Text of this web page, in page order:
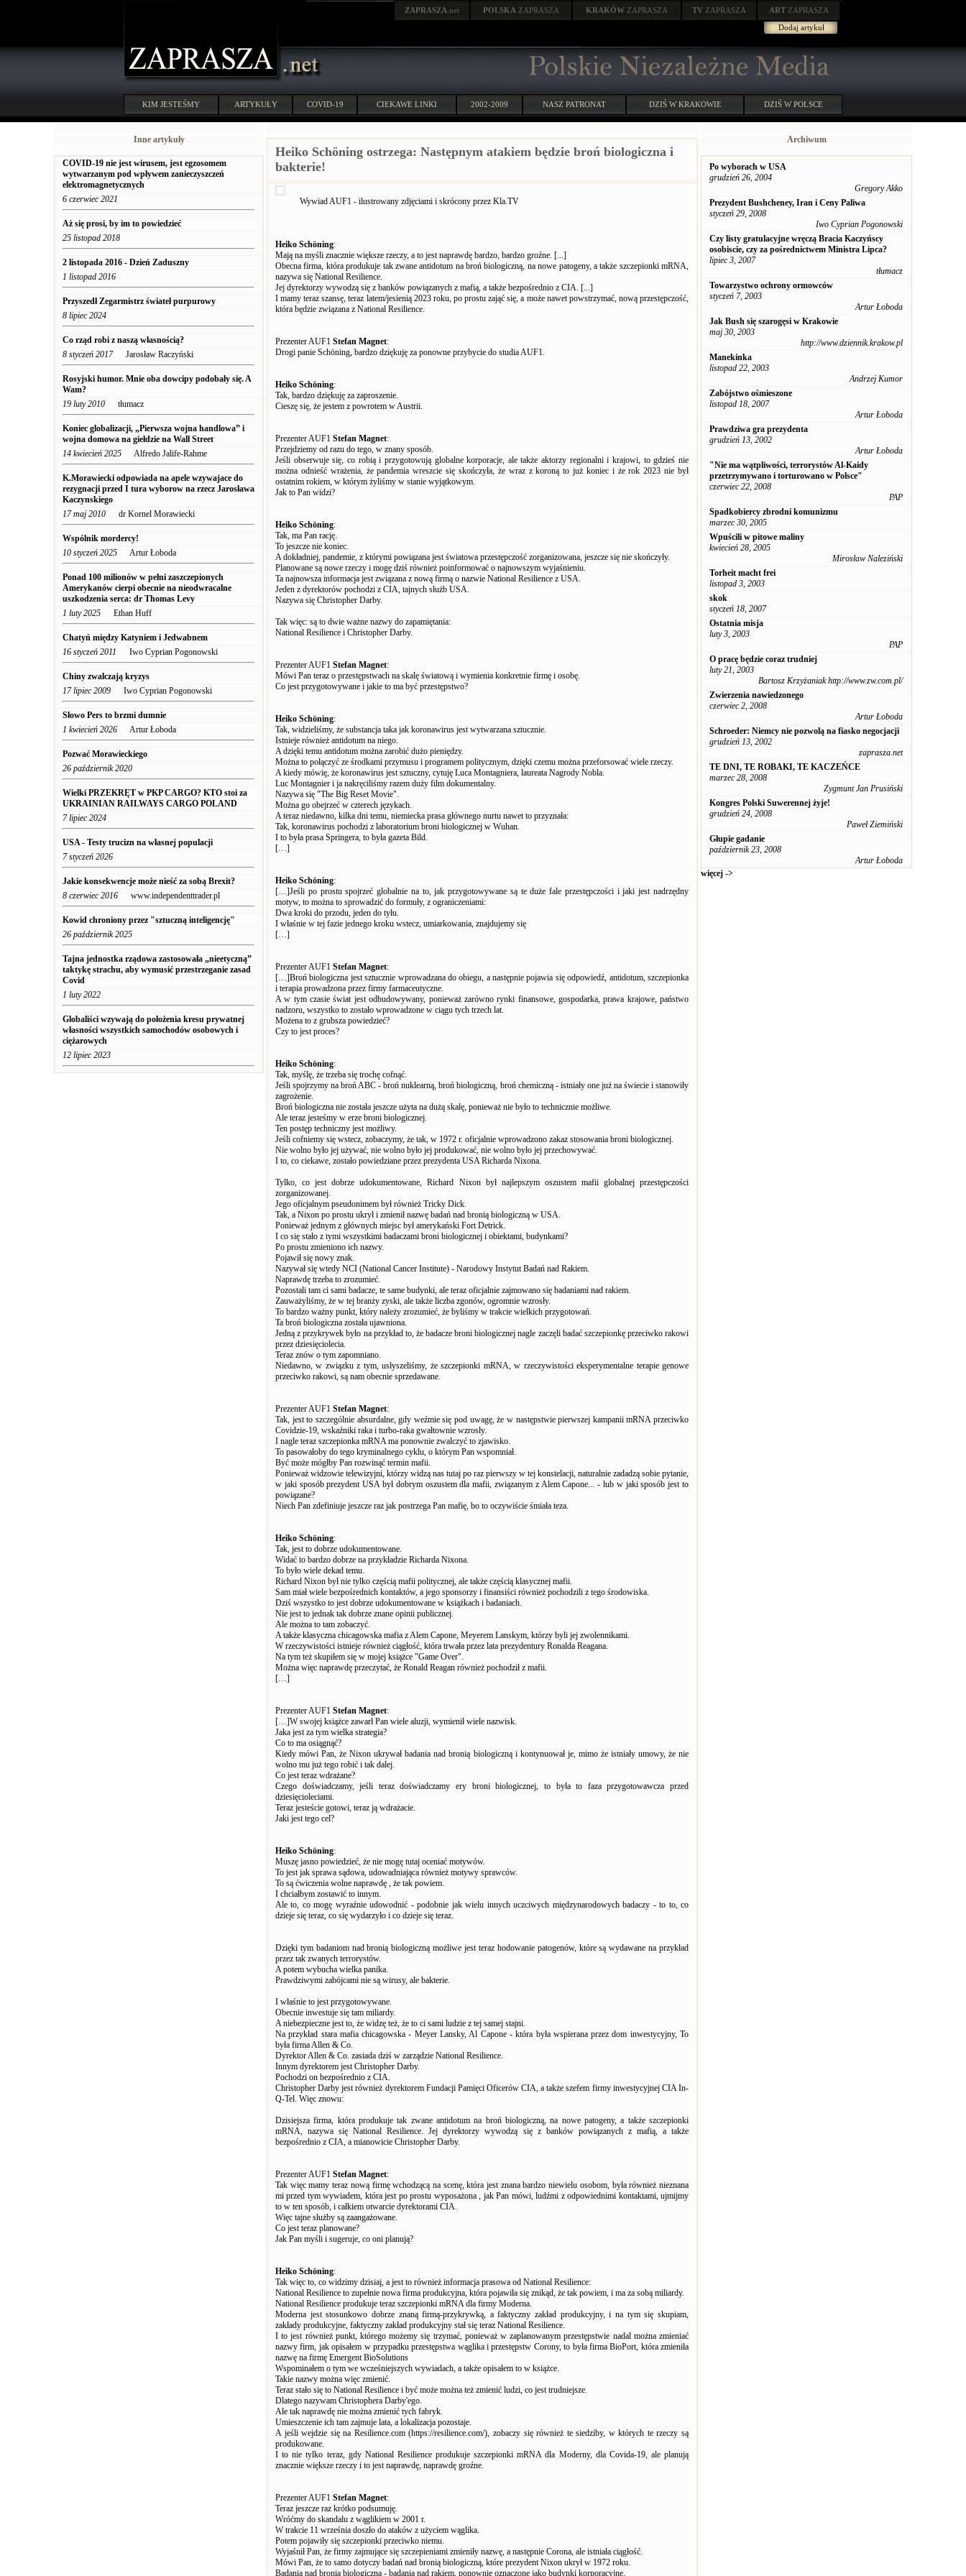
ZAPRASZA .net POLSKA ZAPRASZA KRAKÓW ZAPRASZA TV ZAPRASZA ART ZAPRASZA
Dodaj artykuł
KIM JESTEŚMY ARTYKUŁY COVID-19 CIEKAWE LINKI 2002-2009 NASZ PATRONAT DZIŚ W KRAKOWIE DZIŚ W POLSCE
Inne artykuły
COVID-19 nie jest wirusem, jest egzosomem
wytwarzanym pod wpływem zanieczyszczeń
elektromagnetycznych
6 czerwiec 2021
Aż się prosi, by im to powiedzieć
25 listopad 2018
2 listopada 2016 - Dzień Zaduszny
1 listopad 2016
Przyszedł Zegarmistrz świateł purpurowy
8 lipiec 2024
Co rząd robi z naszą własnością?
8 styczeń 2017Jarosław Raczyński
Rosyjski humor. Mnie oba dowcipy podobały się. A
Wam?
19 luty 2010 tłumacz
Koniec globalizacji, „Pierwsza wojna handlowa” i
wojna domowa na giełdzie na Wall Street
14 kwiecień 2025 Alfredo Jalife-Rahme
K.Morawiecki odpowiada na apele wzywajace do
rezygnacji przed I tura wyborow na rzecz Jarosława
Kaczynskiego
17 maj 2010 dr Kornel Morawiecki
Wspólnik mordercy!
10 styczeń 2025 Artur Łoboda
Ponad 100 milionów w pełni zaszczepionych
Amerykanów cierpi obecnie na nieodwracalne
uszkodzenia serca: dr Thomas Levy
1 luty 2025 Ethan Huff
Chatyń między Katyniem i Jedwabnem
16 styczeń 2011 Iwo Cyprian Pogonowski
Chiny zwalczają kryzys
17 lipiec 2009 Iwo Cyprian Pogonowski
Słowo Pers to brzmi dumnie
1 kwiecień 2026 Artur Łoboda
Pozwać Morawieckiego
26 październik 2020
Wielki PRZEKRĘT w PKP CARGO? KTO stoi za
UKRAINIAN RAILWAYS CARGO POLAND
7 lipiec 2024
USA - Testy trucizn na własnej populacji
7 styczeń 2026
Jakie konsekwencje może nieść za sobą Brexit?
8 czerwiec 2016 www.independenttrader.pl
Kowid chroniony przez "sztuczną inteligencję"
26 październik 2025
Tajna jednostka rządowa zastosowała „nieetyczną”
taktykę strachu, aby wymusić przestrzeganie zasad
Covid
1 luty 2022
Globaliści wzywają do położenia kresu prywatnej
własności wszystkich samochodów osobowych i
ciężarowych
12 lipiec 2023
Heiko Schöning ostrzega: Następnym atakiem będzie broń biologiczna i
bakterie!
Wywiad AUF1 - ilustrowany zdjęciami i skrócony przez Kla.TV
Heiko Schöning:
Mają na myśli znacznie większe rzeczy, a to jest naprawdę bardzo, bardzo groźne. [...]
Obecna firma, która produkuje tak zwane antidotum na broń biologiczną, na nowe patogeny, a także szczepionki mRNA,
nazywa się National Resilience.
Jej dyrektorzy wywodzą się z banków powiązanych z mafią, a także bezpośrednio z CIA. [...]
I mamy teraz szansę, teraz latem/jesienią 2023 roku, po prostu zająć się, a może nawet powstrzymać, nową przestępczość,
która będzie związana z National Resilience.
Prezenter AUF1 Stefan Magnet:
Drogi panie Schöning, bardzo dziękuję za ponowne przybycie do studia AUF1.
Heiko Schöning:
Tak, bardzo dziękuję za zaproszenie.
Cieszę się, że jestem z powrotem w Austrii.
Prezenter AUF1 Stefan Magnet:
Przejdziemy od razu do tego, w znany sposób.
Jeśli obserwuje się, co robią i przygotowują globalne korporacje, ale także aktorzy regionalni i krajowi, to gdzieś nie
można odnieść wrażenia, że pandemia wreszcie się skończyła, że wraz z koroną to już koniec i że rok 2023 nie był
ostatnim rokiem, w którym żyliśmy w stanie wyjątkowym.
Jak to Pan widzi?
Heiko Schöning:
Tak, ma Pan rację.
To jeszcze nie koniec.
A dokładniej, pandemie, z którymi powiązana jest światowa przestępczość zorganizowana, jeszcze się nie skończyły.
Planowane są nowe rzeczy i mogę dziś również poinformować o najnowszym wyjaśnieniu.
Ta najnowsza informacja jest związana z nową firmą o nazwie National Resilience z USA.
Jeden z dyrektorów pochodzi z CIA, tajnych służb USA.
Nazywa się Christopher Darby.
Tak więc: są to dwie ważne nazwy do zapamiętania:
National Resilience i Christopher Darby.
Prezenter AUF1 Stefan Magnet:
Mówi Pan teraz o przestępstwach na skalę światową i wymienia konkretnie firmę i osobę.
Co jest przygotowywane i jakie to ma być przestępstwo?
Heiko Schöning:
Tak, widzieliśmy, że substancja taka jak koronawirus jest wytwarzana sztucznie.
Istnieje również antidotum na niego.
A dzięki temu antidotum można zarobić dużo pieniędzy.
Można to połączyć ze środkami przymusu i programem politycznym, dzięki czemu można przeforsować wiele rzeczy.
A kiedy mówię, że koronawirus jest sztuczny, cytuję Luca Montagniera, laureata Nagrody Nobla.
Luc Montagnier i ja nakręciliśmy razem duży film dokumentalny.
Nazywa się "The Big Reset Movie".
Można go obejrzeć w czterech językach.
A teraz niedawno, kilka dni temu, niemiecka prasa głównego nurtu nawet to przyznała:
Tak, koronawirus pochodzi z laboratorium broni biologicznej w Wuhan.
I to była prasa Springera, to była gazeta Bild.
[…]
Heiko Schöning:
[…]Jeśli po prostu spojrzeć globalnie na to, jak przygotowywane są te duże fale przestępczości i jaki jest nadrzędny
motyw, to można to sprowadzić do formuły, z ograniczeniami:
Dwa kroki do przodu, jeden do tyłu.
I właśnie w tej fazie jednego kroku wstecz, umiarkowania, znajdujemy się
[…]
Prezenter AUF1 Stefan Magnet:
[…]Broń biologiczna jest sztucznie wprowadzana do obiegu, a następnie pojawia się odpowiedź, antidotum, szczepionka
i terapia prowadzona przez firmy farmaceutyczne.
A w tym czasie świat jest odbudowywany, ponieważ zarówno rynki finansowe, gospodarka, prawa krajowe, państwo
nadzoru, wszystko to zostało wprowadzone w ciągu tych trzech lat.
Możena to z grubsza powiedzieć?
Czy to jest proces?
Heiko Schöning:
Tak, myślę, że trzeba się trochę cofnąć.
Jeśli spojrzymy na broń ABC - broń nuklearną, broń biologiczną, broń chemiczną - istniały one już na świecie i stanowiły
zagrożenie.
Broń biologiczna nie została jeszcze użyta na dużą skalę, ponieważ nie było to technicznie możliwe.
Ale teraz jesteśmy w erze broni biologicznej.
Ten postęp techniczny jest możliwy.
Jeśli cofniemy się wstecz, zobaczymy, że tak, w 1972 r. oficjalnie wprowadzono zakaz stosowania broni biologicznej.
Nie wolno było jej używać, nie wolno było jej produkować, nie wolno było jej przechowywać.
I to, co ciekawe, zostało powiedziane przez prezydenta USA Richarda Nixona.
Tylko, co jest dobrze udokumentowane, Richard Nixon był najlepszym oszustem mafii globalnej przestępczości
zorganizowanej.
Jego oficjalnym pseudonimem był również Tricky Dick.
Tak, a Nixon po prostu ukrył i zmienił nazwę badań nad bronią biologiczną w USA.
Ponieważ jednym z głównych miejsc był amerykański Fort Detrick.
I co się stało z tymi wszystkimi badaczami broni biologicznej i obiektami, budynkami?
Po prostu zmieniono ich nazwy.
Pojawił się nowy znak.
Nazywał się wtedy NCI (National Cancer Institute) - Narodowy Instytut Badań nad Rakiem.
Naprawdę trzeba to zrozumieć.
Pozostali tam ci sami badacze, te same budynki, ale teraz oficjalnie zajmowano się badaniami nad rakiem.
Zauważyliśmy, że w tej branży zyski, ale także liczba zgonów, ogromnie wzrosły.
To bardzo ważny punkt, który należy zrozumieć, że byliśmy w trakcie wielkich przygotowań.
Ta broń biologiczna została ujawniona.
Jedną z przykrywek było na przykład to, że badacze broni biologicznej nagle zaczęli badać szczepionkę przeciwko rakowi
przez dziesięciolecia.
Teraz znów o tym zapomniano.
Niedawno, w związku z tym, usłyszeliśmy, że szczepionki mRNA, w rzeczywistości eksperymentalne terapie genowe
przeciwko rakowi, są nam obecnie sprzedawane.
Prezenter AUF1 Stefan Magnet:
Tak, jest to szczególnie absurdalne, gdy weźmie się pod uwagę, że w następstwie pierwszej kampanii mRNA przeciwko
Covidzie-19, wskaźniki raka i turbo-raka gwałtownie wzrosły.
I nagle teraz szczepionka mRNA ma ponownie zwalczyć to zjawisko.
To pasowałoby do tego kryminalnego cyklu, o którym Pan wspomniał.
Być może mógłby Pan rozwinąć termin mafii.
Ponieważ widzowie telewizyjni, którzy widzą nas tutaj po raz pierwszy w tej konstelacji, naturalnie zadadzą sobie pytanie,
w jaki sposób prezydent USA był dobrym oszustem dla mafii, związanym z Alem Capone... - lub w jaki sposób jest to
powiązane?
Niech Pan zdefiniuje jeszcze raz jak postrzega Pan mafię, bo to oczywiście śmiała teza.
Heiko Schöning:
Tak, jest to dobrze udokumentowane.
Widać to bardzo dobrze na przykładzie Richarda Nixona.
To było wiele dekad temu.
Richard Nixon był nie tylko częścią mafii politycznej, ale także częścią klasycznej mafii.
Sam miał wiele bezpośrednich kontaktów, a jego sponsorzy i finansiści również pochodzili z tego środowiska.
Dziś wszystko to jest dobrze udokumentowane w książkach i badaniach.
Nie jest to jednak tak dobrze znane opinii publicznej.
Ale można to tam zobaczyć.
A także klasyczna chicagowska mafia z Alem Capone, Meyerem Lanskym, którzy byli jej zwolennikami.
W rzeczywistości istnieje również ciągłość, która trwała przez lata prezydentury Ronalda Reagana.
Na tym też skupiłem się w mojej książce "Game Over".
Można więc naprawdę przeczytać, że Ronald Reagan również pochodził z mafii.
[…]
Prezenter AUF1 Stefan Magnet:
[…]W swojej książce zawarł Pan wiele aluzji, wymienił wiele nazwisk.
Jaka jest za tym wielka strategia?
Co to ma osiągnąć?
Kiedy mówi Pan, że Nixon ukrywał badania nad bronią biologiczną i kontynuował je, mimo że istniały umowy, że nie
wolno mu już tego robić i tak dalej.
Co jest teraz wdrażane?
Czego doświadczamy, jeśli teraz doświadczamy ery broni biologicznej, to była to faza przygotowawcza przed
dziesięcioleciami.
Teraz jesteście gotowi, teraz ją wdrażacie.
Jaki jest tego cel?
Heiko Schöning:
Muszę jasno powiedzieć, że nie mogę tutaj oceniać motywów.
To jest jak sprawa sądowa, udowadniająca również motywy sprawców.
To są ćwiczenia wolne naprawdę , że tak powiem.
I chciałbym zostawić to innym.
Ale to, co mogę wyraźnie udowodnić - podobnie jak wielu innych uczciwych międzynarodowych badaczy - to to, co
dzieje się teraz, co się wydarzyło i co dzieje się teraz.
Dzięki tym badaniom nad bronią biologiczną możliwe jest teraz hodowanie patogenów, które są wydawane na przykład
przez tak zwanych terrorystów.
A potem wybucha wielka panika.
Prawdziwymi zabójcami nie są wirusy, ale bakterie.
I właśnie to jest przygotowywane.
Obecnie inwestuje się tam miliardy.
A niebezpieczne jest to, że widzę też, że to ci sami ludzie z tej samej stajni.
Na przykład stara mafia chicagowska - Meyer Lansky, Al Capone - która była wspierana przez dom inwestycyjny, To
była firma Allen & Co.
Dyrektor Allen & Co. zasiada dziś w zarządzie National Resilience.
Innym dyrektorem jest Christopher Darby.
Pochodzi on bezpośrednio z CIA.
Christopher Darby jest również dyrektorem Fundacji Pamięci Oficerów CIA, a także szefem firmy inwestycyjnej CIA In-
Q-Tel. Więc znowu:
Dzisiejsza firma, która produkuje tak zwane antidotum na broń biologiczną, na nowe patogeny, a także szczepionki
mRNA, nazywa się National Resilience. Jej dyrektorzy wywodzą się z banków powiązanych z mafią, a także
bezpośrednio z CIA, a mianowicie Christopher Darby.
Prezenter AUF1 Stefan Magnet:
Tak więc mamy teraz nową firmę wchodzącą na scenę, która jest znana bardzo niewielu osobom, była również nieznana
mi przed tym wywiadem, która jest po prostu wyposażona , jak Pan mówi, ludźmi z odpowiednimi kontaktami, ujmijmy
to w ten sposób, i całkiem otwarcie dyrektorami CIA.
Więc tajne służby są zaangażowane.
Co jest teraz planowane?
Jak Pan myśli i sugeruje, co oni planują?
Heiko Schöning:
Tak więc to, co widzimy dzisiaj, a jest to również informacja prasowa od National Resilience:
National Resilience to zupełnie nowa firma produkcyjna, która pojawiła się znikąd, że tak powiem, i ma za sobą miliardy.
National Resilience produkuje teraz szczepionki mRNA dla firmy Moderna.
Moderna jest stosunkowo dobrze znaną firmą-przykrywką, a faktyczny zakład produkcyjny, i na tym się skupiam,
zakłady produkcyjne, faktyczny zakład produkcyjny stał się teraz National Resilience.
I to jest również punkt, którego możemy się trzymać, ponieważ w zaplanowanym przestępstwie nadal można zmieniać
nazwy firm, jak opisałem w przypadku przestępstwa wąglika i przestępstw Corony, to była firma BioPort, która zmieniła
nazwę na firmę Emergent BioSolutions
Wspominałem o tym we wcześniejszych wywiadach, a także opisałem to w książce.
Takie nazwy można więc zmienić.
Teraz stało się to National Resilience i być może można też zmienić ludzi, co jest trudniejsze.
Dlatego nazywam Christophera Darby'ego.
Ale tak naprawdę nie można zmienić tych fabryk.
Umieszczenie ich tam zajmuje lata, a lokalizacja pozostaje.
A jeśli wejdzie się na Resilience.com (https://resilience.com/), zobaczy się również te siedziby, w których te rzeczy są
produkowane.
I to nie tylko teraz, gdy National Resilience produkuje szczepionki mRNA dla Moderny, dla Covida-19, ale planują
znacznie większe rzeczy i to jest naprawdę, naprawdę groźne.
Prezenter AUF1 Stefan Magnet:
Teraz jeszcze raz krótko podsumuję.
Wróćmy do skandalu z wąglikiem w 2001 r.
W trakcie 11 września doszło do ataków z użyciem wąglika.
Potem pojawiły się szczepionki przeciwko niemu.
Wyjaśnił Pan, że firmy zajmujące się szczepieniami zmieniły nazwę, a następnie Corona, ale istniała ciągłość.
Mówi Pan, że to samo dotyczy badań nad bronią biologiczną, które prezydent Nixon ukrył w 1972 roku.
Badania nad bronią biologiczną - badania nad rakiem, ponownie oznaczone jako budynki korporacyjne.
Archiwum
Po wyborach w USA
grudzień 26, 2004
Gregory Akko
Prezydent Bushcheney, Iran i Ceny Paliwa
styczeń 29, 2008
Iwo Cyprian Pogonowski
Czy listy gratulacyjne wręczą Bracia Kaczyńscy
osobiscie, czy za pośrednictwem Ministra Lipca?
lipiec 3, 2007
tłumacz
Towarzystwo ochrony ormowców
styczeń 7, 2003
Artur Łoboda
Jak Bush się szarogęsi w Krakowie
maj 30, 2003
http://www.dziennik.krakow.pl
Manekinka
listopad 22, 2003
Andrzej Kumor
Zabójstwo ośmieszone
listopad 18, 2007
Artur Łoboda
Prawdziwa gra prezydenta
grudzień 13, 2002
Artur Łoboda
"Nie ma wątpliwości, terrorystów Al-Kaidy
przetrzymywano i torturowano w Polsce"
czerwiec 22, 2008
PAP
Spadkobiercy zbrodni komunizmu
marzec 30, 2005
Wpuścili w pitowe maliny
kwiecień 28, 2005
Mirosław Naleziński
Torheit macht frei
listopad 3, 2003
skok
styczeń 18, 2007
Ostatnia misja
luty 3, 2003
PAP
O pracę będzie coraz trudniej
luty 21, 2003
Bartosz Krzyżaniak http://www.zw.com.pl/
Zwierzenia nawiedzonego
czerwiec 2, 2008
Artur Łoboda
Schroeder: Niemcy nie pozwolą na fiasko negocjacji
grudzień 13, 2002
zaprasza.net
TE DNI, TE ROBAKI, TE KACZEŃCE
marzec 28, 2008
Zygmunt Jan Prusiński
Kongres Polski Suwerennej żyje!
grudzień 24, 2008
Paweł Ziemiński
Głupie gadanie
październik 23, 2008
Artur Łoboda
więcej ->